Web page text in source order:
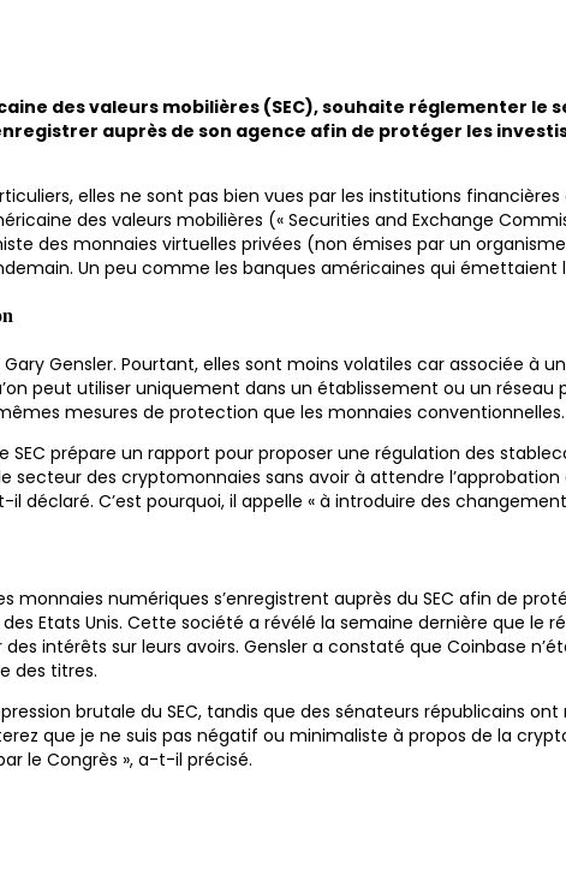
des valeurs mobilières (SEC), souhaite réglementer
auprès de son agence afin de protéger les
elles ne sont pas bien vues par les institutions
des valeurs mobilières (« Securities and Exchange
des monnaies virtuelles privées (non émises par un
Un peu comme les banques américaines qui émettaient
Gensler. Pourtant, elles sont moins volatiles car associée à
peut utiliser uniquement dans un établissement ou un
mesures de protection que les monnaies conventionnelles.
prépare un rapport pour proposer une régulation des
des cryptomonnaies sans avoir à attendre
déclaré. C’est pourquoi, il appelle « à introduire des
monnaies numériques s’enregistrent auprès du SEC afin de
Etats Unis. Cette société a révélé la semaine dernière que le
intérêts sur leurs avoirs. Gensler a constaté que Coinbase
des titres.
brutale du SEC, tandis que des sénateurs républicains
que je ne suis pas négatif ou minimaliste à propos de la
le Congrès », a-t-il précisé.